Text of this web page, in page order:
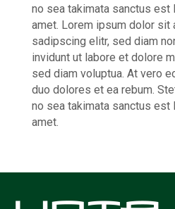
no sea takimata sanctus
amet. Lorem ipsum dolor sit
sadipscing elitr, sed diam
invidunt ut labore et dolore
sed diam voluptua. At vero
duo dolores et ea rebum.
no sea takimata sanctus
amet.